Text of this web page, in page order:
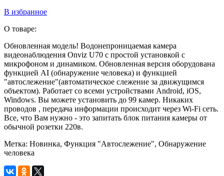
В избранное
О товаре:
Обновленная модель! Водонепроницаемая камера
видеонаблюдения Onviz U70 с простой установкой с
микрофоном и динамиком. Обновленная версия оборудована
функцией AI (обнаружение человека) и функцией
"автослежение"(автоматическое слежение за движущимся
объектом). Работает со всеми устройствами Android, iOS,
Windows. Вы можете установить до 99 камер. Никаких
проводов , передача информации происходит через Wi-Fi сеть.
Все, что Вам нужно - это запитать блок питания камеры от
обычной розетки 220в.
Метка: Новинка, Функция "Автослежение", Обнаружение
человека